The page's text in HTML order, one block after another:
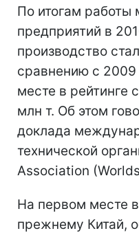
По итогам работы
предприятий в
производство
сравнению с 2009
месте в рейтинге
млн т. Об этом
доклада
технической
Association
На первом месте
прежнему Китай,